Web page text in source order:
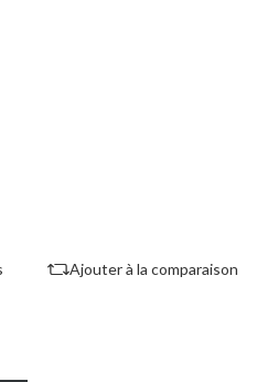
Ajouter à la comparaison